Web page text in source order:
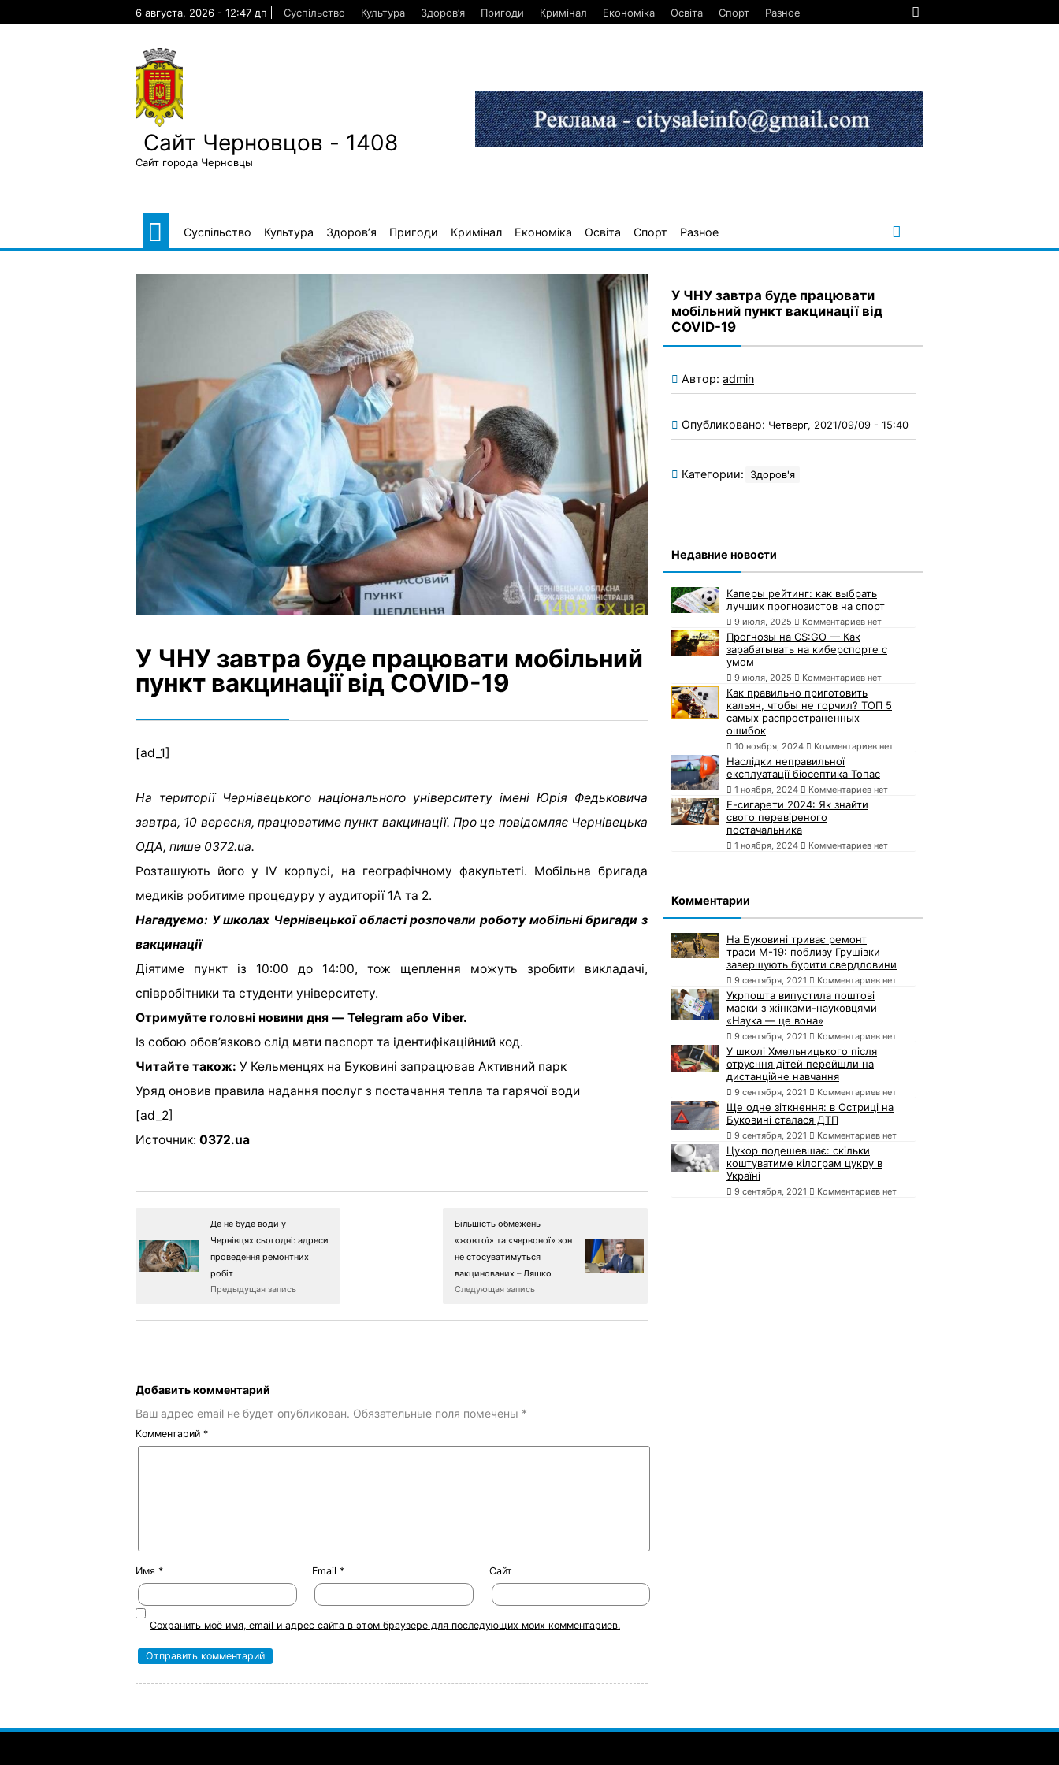
6 августа, 2026 - 12:47 дп Суспільство Культура Здоров’я Пригоди Кримінал Економіка Освіта Спорт Разное
Сайт Черновцов - 1408
Сайт города Черновцы
Суспільство Культура Здоров’я Пригоди Кримінал Економіка Освіта Спорт Разное
У ЧНУ завтра буде працювати мобільний
пункт вакцинації від COVID-19
[ad_1]
На території Чернівецького національного університету імені Юрія Федьковича
завтра, 10 вересня, працюватиме пункт вакцинації. Про це повідомляє Чернівецька
ОДА, пише 0372.ua.
Розташують його у IV корпусі, на географічному факультеті. Мобільна бригада
медиків робитиме процедуру у аудиторії 1А та 2.
Нагадуємо: У школах Чернівецької області розпочали роботу мобільні бригади з
вакцинації
Діятиме пункт із 10:00 до 14:00, тож щеплення можуть зробити викладачі,
співробітники та студенти університету.
Отримуйте головні новини дня — Telegram або Viber.
Із собою обов’язково слід мати паспорт та ідентифікаційний код.
Читайте також: У Кельменцях на Буковині запрацював Активний парк
Уряд оновив правила надання послуг з постачання тепла та гарячої води
[ad_2]
Источник: 0372.ua
Де не буде води у
Чернівцях сьогодні: адреси
проведення ремонтних
робіт
Предыдущая запись
Більшість обмежень
«жовтої» та «червоної» зон
не стосуватимуться
вакцинованих – Ляшко
Следующая запись
Добавить комментарий
Ваш адрес email не будет опубликован. Обязательные поля помечены *
Комментарий *
Имя * Email* Сайт
Сохранить моё имя, email и адрес сайта в этом браузере для последующих моих комментариев.
У ЧНУ завтра буде працювати
мобільний пункт вакцинації від
COVID-19
Автор: admin
Опубликовано: Четверг, 2021/09/09 - 15:40
Категории: Здоров'я
Недавние новости
Каперы рейтинг: как выбрать
лучших прогнозистов на спорт
9 июля, 2025 Комментариев нет
Прогнозы на CS:GO — Как
зарабатывать на киберспорте с
умом
9 июля, 2025 Комментариев нет
Как правильно приготовить
кальян, чтобы не горчил? ТОП 5
самых распространенных
ошибок
10 ноября, 2024 Комментариев нет
Наслідки неправильної
експлуатації біосептика Топас
1 ноября, 2024 Комментариев нет
Е-сигарети 2024: Як знайти
свого перевіреного
постачальника
1 ноября, 2024 Комментариев нет
Комментарии
На Буковині триває ремонт
траси М-19: поблизу Грушівки
завершують бурити свердловини
9 сентября, 2021 Комментариев нет
Укрпошта випустила поштові
марки з жінками-науковцями
«Наука — це вона»
9 сентября, 2021 Комментариев нет
У школі Хмельницького після
отруєння дітей перейшли на
дистанційне навчання
9 сентября, 2021 Комментариев нет
Ще одне зіткнення: в Остриці на
Буковині сталася ДТП
9 сентября, 2021 Комментариев нет
Цукор подешевшає: скільки
коштуватиме кілограм цукру в
Україні
9 сентября, 2021 Комментариев нет